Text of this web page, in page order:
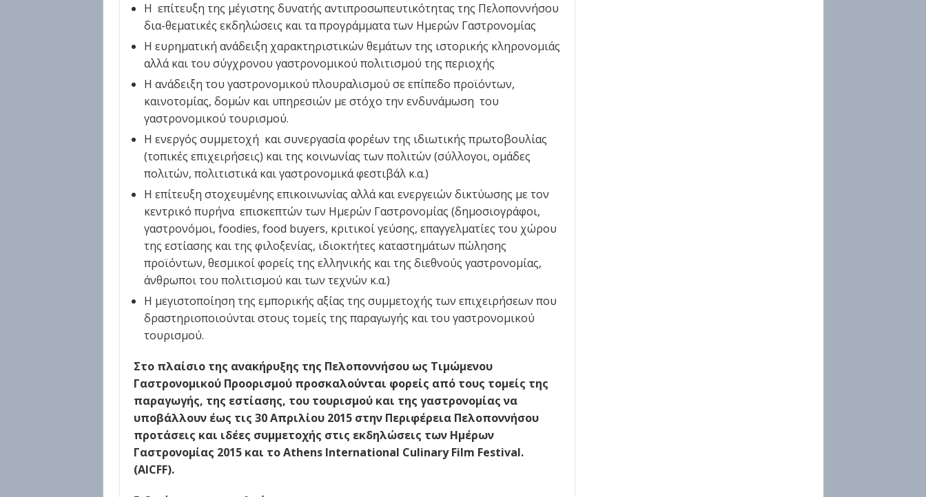
Η επίτευξη της μέγιστης δυνατής αντιπροσωπευτικότητας της Πελοποννήσου
δια-θεματικές εκδηλώσεις και τα προγράμματα των Ημερών Γαστρονομίας
Η ευρηματική ανάδειξη χαρακτηριστικών θεμάτων της ιστορικής κληρονομιάς
αλλά και του σύγχρονου γαστρονομικού πολιτισμού της περιοχής
Η ανάδειξη του γαστρονομικού πλουραλισμού σε επίπεδο προϊόντων,
καινοτομίας, δομών και υπηρεσιών με στόχο την ενδυνάμωση του
γαστρονομικού τουρισμού.
Η ενεργός συμμετοχή και συνεργασία φορέων της ιδιωτικής πρωτοβουλίας
(τοπικές επιχειρήσεις) και της κοινωνίας των πολιτών (σύλλογοι, ομάδες
πολιτών, πολιτιστικά και γαστρονομικά φεστιβάλ κ.α.)
Η επίτευξη στοχευμένης επικοινωνίας αλλά και ενεργειών δικτύωσης με τον
κεντρικό πυρήνα επισκεπτών των Ημερών Γαστρονομίας (δημοσιογράφοι,
γαστρονόμοι, foodies, food buyers, κριτικοί γεύσης, επαγγελματίες του χώρου
της εστίασης και της φιλοξενίας, ιδιοκτήτες καταστημάτων πώλησης
προϊόντων, θεσμικοί φορείς της ελληνικής και της διεθνούς γαστρονομίας,
άνθρωποι του πολιτισμού και των τεχνών κ.α.)
Η μεγιστοποίηση της εμπορικής αξίας της συμμετοχής των επιχειρήσεων που
δραστηριοποιούνται στους τομείς της παραγωγής και του γαστρονομικού
τουρισμού.
Στο πλαίσιο της ανακήρυξης της Πελοποννήσου ως Τιμώμενου
Γαστρονομικού Προορισμού προσκαλούνται φορείς από τους τομείς της
παραγωγής, της εστίασης, του τουρισμού και της γαστρονομίας να
υποβάλλουν έως τις 30 Απριλίου 2015 στην Περιφέρεια Πελοποννήσου
προτάσεις και ιδέες συμμετοχής στις εκδηλώσεις των Ημέρων
Γαστρονομίας 2015 και τοAthens International Culinary Film Festival.
(AICFF).